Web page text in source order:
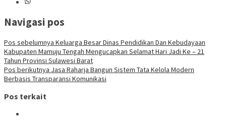
Navigasi pos
Pos sebelumnya Keluarga Besar Dinas Pendidikan Dan Kebudayaan
Kabupaten Mamuju Tengah Mengucapkan Selamat Hari Jadi Ke – 21
Tahun Provinsi Sulawesi Barat
Pos berikutnya Jasa Raharja Bangun Sistem Tata Kelola Modern
Berbasis Transparansi Komunikasi
Pos terkait